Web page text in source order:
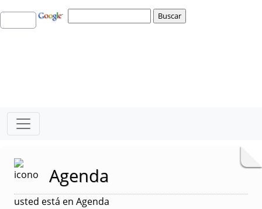
Agenda
usted está en Agenda